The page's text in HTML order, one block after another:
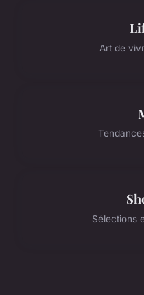
Art de
Sélections